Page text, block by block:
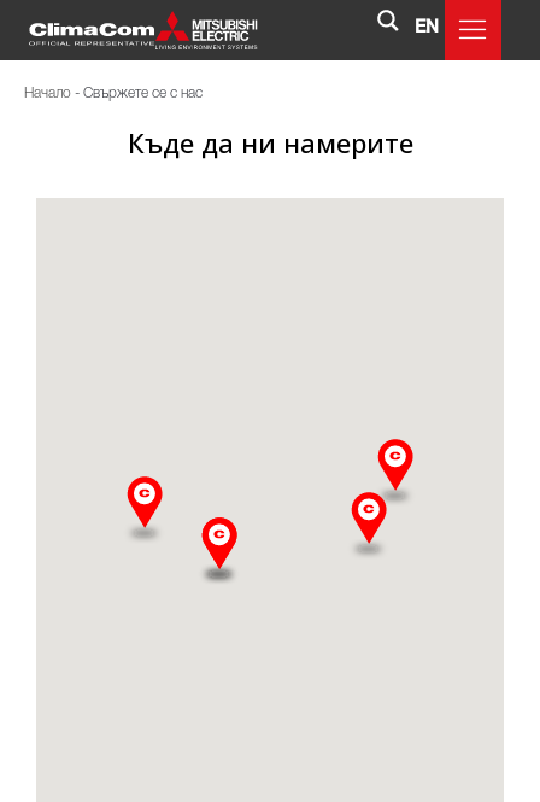
EN
Начало - Свържете се с нас
Къде да ни намерите